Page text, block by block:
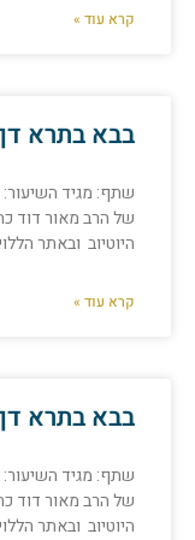
קרא עוד »
בבא בתרא
שתף: מגיד השיעור:
של הרב מאור דוד
היוטיוב ובאתר
קרא עוד »
בבא בתרא
שתף: מגיד השיעור:
של הרב מאור דוד
היוטיוב ובאתר